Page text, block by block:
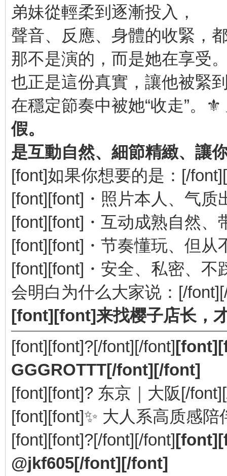
弟妹從輕柔到逐漸投入，
聲音、反應、身體的收緊，
那不是演的，而是她在享受
也正是這份真實，讓他被緊
在穩定節奏中被她“收走”。⚜️
假。
是互動自然、細節精緻、讓
[font]如果你想要的是：[/
[font][font]・照片本人、气质
[font][font]・互动成熟自然、
[font][font]・节奏懂玩、但从
[font][font]・安全、私密、不
会明白为什么大家说：[/
[font][font]来找樱子店长，
[font][font]?[/font][/font]
GGGROTTT[/font][/font]
[font][font]? 东京｜大阪[/
[font][font]✨ 大人系高质感
[font][font]?[/font][/font]
@jkf605[/font][/font]